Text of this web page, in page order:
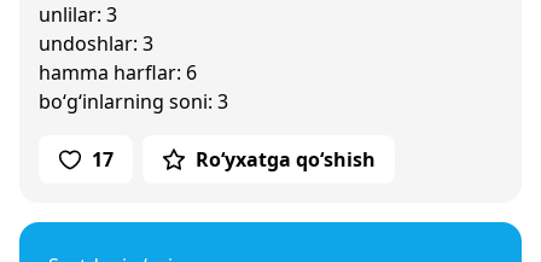
unlilar: 3
undoshlar: 3
hamma harflar: 6
bo‘g‘inlarning soni: 3
17 Ro‘yxatga qo‘shish